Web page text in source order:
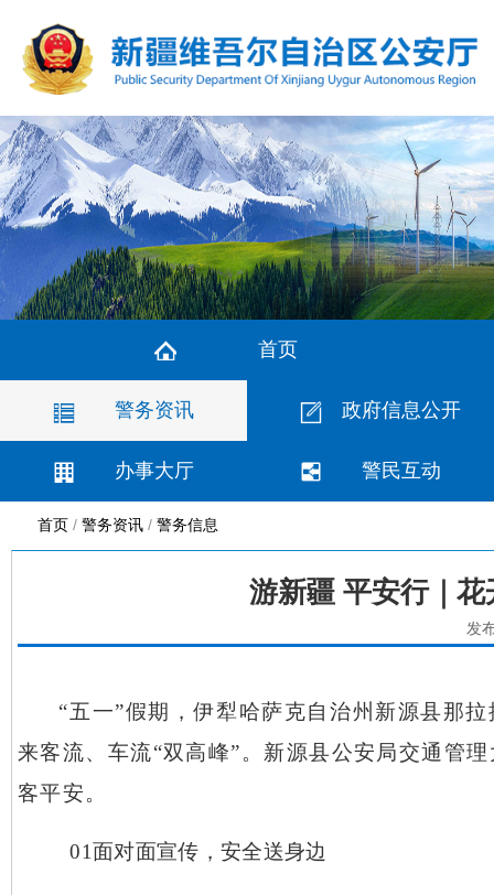
首页
警务资讯 政府信息公开
办事大厅 警民互动
首页 / 警务资讯 / 警务信息
游新疆 平安行｜
发
“五一”假期，伊犁哈萨克自治州新源县那
来客流、车流“双高峰”。新源县公安局交通管
客平安。
01面对面宣传，安全送身边